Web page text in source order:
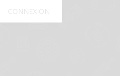
CONNEXION